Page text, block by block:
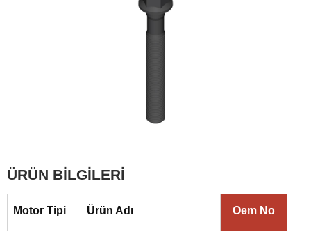
ÜRÜN BİLGİLERİ
Motor Tipi Ürün Adı Oem No